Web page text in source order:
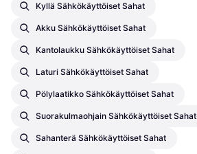
Kyllä Sähkökäyttöiset Sahat
Akku Sähkökäyttöiset Sahat
Kantolaukku Sähkökäyttöiset Sahat
Laturi Sähkökäyttöiset Sahat
Pölylaatikko Sähkökäyttöiset Sahat
Suorakulmaohjain Sähkökäyttöiset Sahat
Sahanterä Sähkökäyttöiset Sahat